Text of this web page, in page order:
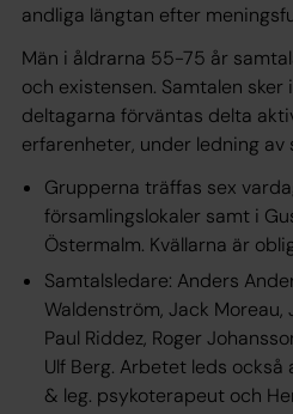
andliga längtan efter
Män i åldrarna 55-75 år
och existensen. Samtalen
deltagarna förväntas delta
erfarenheter, under ledning av
Grupperna träffas sex
församlingslokaler samt i
Östermalm. Kvällarna är
Samtalsledare: Anders
Waldenström, Jack Moreau,
Paul Riddez, Roger
Ulf Berg. Arbetet leds också
& leg. psykoterapeut och